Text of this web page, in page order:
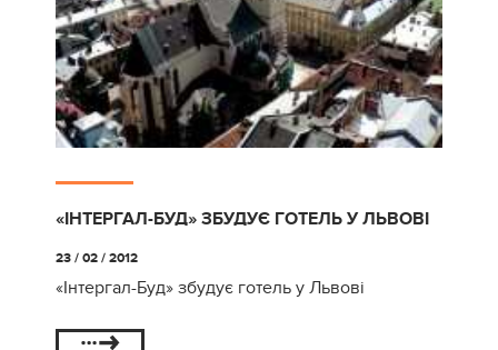
«ІНТЕРГАЛ-БУД» ЗБУДУЄ ГОТЕЛЬ У ЛЬВОВІ
23 / 02 / 2012
«Інтергал-Буд» збудує готель у Львові